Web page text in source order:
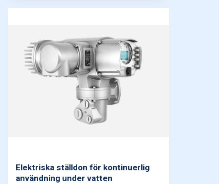
Elektriska ställdon för kontinuerlig
användning under vatten